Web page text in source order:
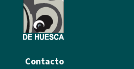
Contacto